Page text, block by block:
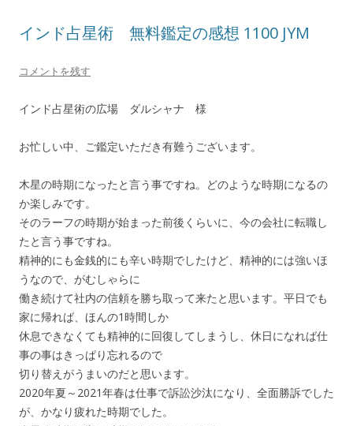
インド占星術 無料鑑定の感想 1100 JYM
コメントを残す
インド占星術の広場 ダルシャナ 様
お忙しい中、ご鑑定いただき有難うございます。
木星の時期になったと言う事ですね。どのような時期になるの
か楽しみです。
そのラーフの時期が始まった前後くらいに、今の会社に転職し
たと言う事ですね。
精神的にも金銭的にも辛い時期でしたけど、精神的には強いほ
うなので、がむしゃらに
働き続けて社内の信頼を勝ち取って来たと思います。平日でも
家に帰れば、ほんの1時間しか
休息できなくても精神的に回復してしまうし、休日になれば仕
事の事はきっぱり忘れるので
切り替えがうまいのだと思います。
2020年夏～2021年春は仕事で訴訟沙汰になり、全面勝訴でした
が、かなり疲れた時期でした。